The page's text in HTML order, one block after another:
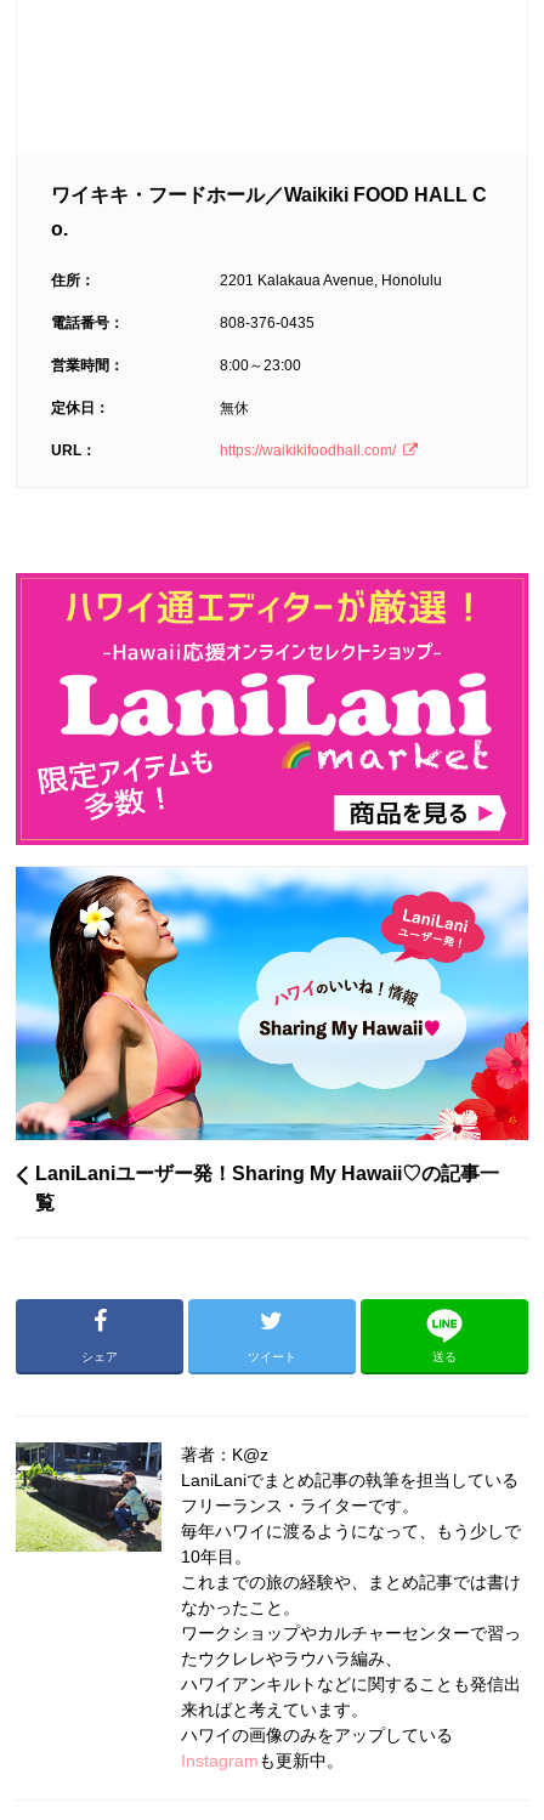
ワイキキ・フードホール／Waikiki FOOD HALL C
o.
住所： 2201 Kalakaua Avenue, Honolulu
電話番号： 808-376-0435
営業時間： 8:00～23:00
定休日： 無休
URL： https://waikikifoodhall.com/
LaniLaniユーザー発！Sharing My Hawaii♡の記事一
覧
シェア ツイート 送る
著者：K@z
LaniLaniでまとめ記事の執筆を担当している
フリーランス・ライターです。
毎年ハワイに渡るようになって、もう少しで
10年目。
これまでの旅の経験や、まとめ記事では書け
なかったこと。
ワークショップやカルチャーセンターで習っ
たウクレレやラウハラ編み、
ハワイアンキルトなどに関することも発信出
来ればと考えています。
ハワイの画像のみをアップしている
Instagramも更新中。